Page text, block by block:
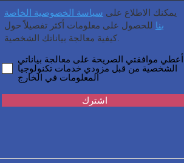
يمكنك الاطلاع على سياسة الخصوصية الخاصة
بنا للحصول على معلومات أكثر تفصيلاً حول
كيفية معالجة بياناتك الشخصية.
أعطي موافقتي الصريحة على معالجة بياناتي
الشخصية من قبل مزودي خدمات تكنولوجيا
المعلومات في الخارج
اشترك